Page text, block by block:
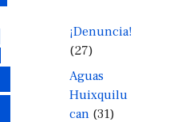
¡Denuncia!
(27)
Aguas
Huixquilu
can (31)